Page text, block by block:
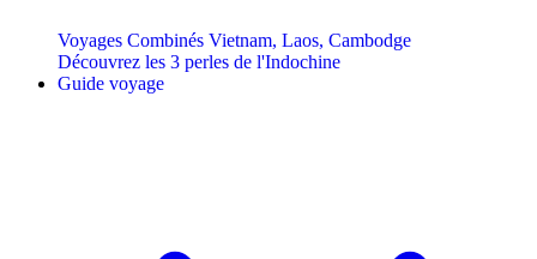
Voyages Combinés Vietnam, Laos, Cambodge
Découvrez les 3 perles de l'Indochine
Guide voyage